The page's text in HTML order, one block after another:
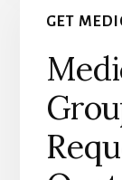
GET